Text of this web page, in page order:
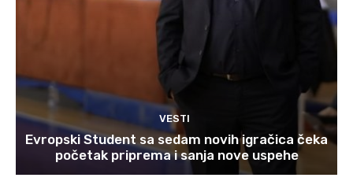
VESTI
Evropski Student sa sedam novih igračica čeka
početak priprema i sanja nove uspehe